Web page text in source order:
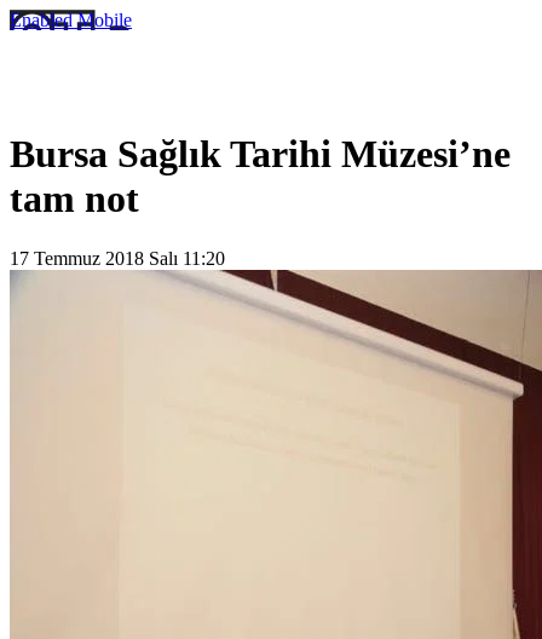
EnabledMobile
Bursa Sağlık Tarihi Müzesi’ne
tam not
17 Temmuz 2018 Salı 11:20